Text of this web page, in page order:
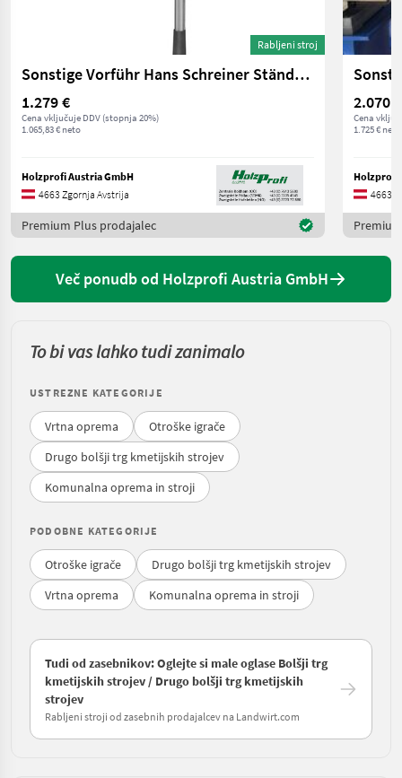
Rabljeni stroj
Sonstige Vorführ Hans Schreiner Ständerbohrm. M1-BM4117S
1.279 €
Cena vključuje DDV (stopnja 20%)
1.065,83 € neto
Holzprofi Austria GmbH
4663 Zgornja Avstrija
Premium Plus prodajalec
2.070 €
Cena
1.725 € neto
Holzprofi
4663
Več ponudb od Holzprofi Austria GmbH
To bi vas lahko tudi zanimalo
USTREZNE KATEGORIJE
Vrtna oprema
Otroške igrače
Drugo bolšji trg kmetijskih strojev
Komunalna oprema in stroji
PODOBNE KATEGORIJE
Otroške igrače
Drugo bolšji trg kmetijskih strojev
Vrtna oprema
Komunalna oprema in stroji
Tudi od zasebnikov: Oglejte si male oglase Bolšji trg
kmetijskih strojev / Drugo bolšji trg kmetijskih
strojev
Rabljeni stroji od zasebnih prodajalcev na Landwirt.com